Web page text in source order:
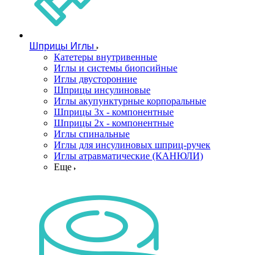
Шприцы Иглы
Катетеры внутривенные
Иглы и системы биопсийные
Иглы двусторонние
Шприцы инсулиновые
Иглы акупунктурные корпоральные
Шприцы 3х - компонентные
Шприцы 2х - компонентные
Иглы спинальные
Иглы для инсулиновых шприц-ручек
Иглы атравматические (КАНЮЛИ)
Еще